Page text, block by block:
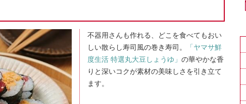
不器用さんも作れる、どこを食べてもおい
しい散らし寿司風の巻き寿司。
「ヤマサ鮮
度生活 特選丸大豆しょうゆ」の華やかな香
りと深いコクが素材の美味しさを引き立て
ます。